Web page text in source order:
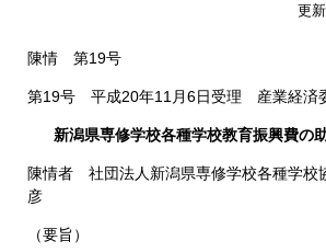
更
陳情 第19号
第19号 平成20年11月6日受理 産業経済
新潟県専修学校各種学校教育振興費の
陳情者 社団法人新潟県専修学校各種学
彦
（要旨）